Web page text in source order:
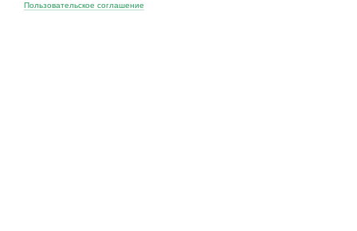
Пользовательское соглашение